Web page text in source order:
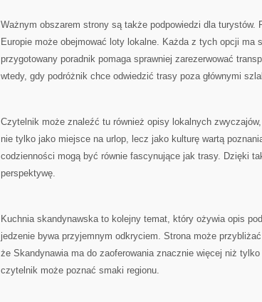
Ważnym obszarem strony są także podpowiedzi dla turystów.
Europie może obejmować loty lokalne. Każda z tych opcji ma
przygotowany poradnik pomaga sprawniej zarezerwować
wtedy, gdy podróżnik chce odwiedzić trasy poza głównymi
Czytelnik może znaleźć tu również opisy lokalnych
nie tylko jako miejsce na urlop, lecz jako kulturę wartą
codzienności mogą być równie fascynujące jak trasy. Dzięki
perspektywę.
Kuchnia skandynawska to kolejny temat, który ożywia opis
jedzenie bywa przyjemnym odkryciem. Strona może
że Skandynawia ma do zaoferowania znacznie więcej niż
czytelnik może poznać smaki regionu.